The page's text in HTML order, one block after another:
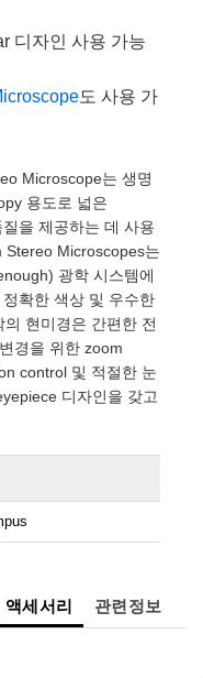
디자인 사용 가능
도 사용 가
Microscope는 생명
용도로 넓은
을 제공하는 데 사용
Stereo Microscopes는
광학 시스템에
확한 색상 및 우수한
현미경은 간편한 전
경을 위한 zoom
control 및 적절한 눈
디자인을 갖고
액세서리 관련정보